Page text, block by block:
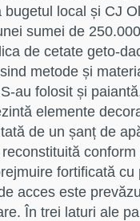
local și CJ
sumei de
de cetate geto-
metode și
au folosit și
elemente
de un șanț de
fortificată
acces este
În trei laturi ale